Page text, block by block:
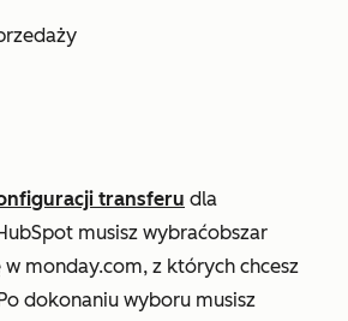
transferu dla
musisz wybraćobszar
w monday.com, z których chcesz
dokonaniu wyboru musisz